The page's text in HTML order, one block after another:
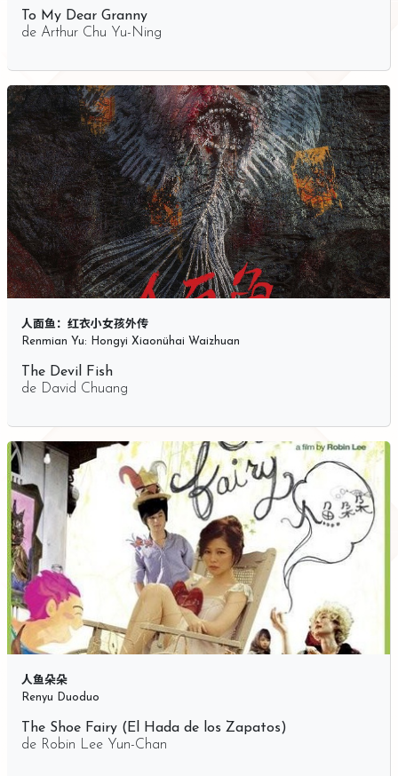
To My Dear Granny
de Arthur Chu Yu-Ning
人面鱼：红衣小女孩外传
Renmian Yu: Hongyi Xiaonühai Waizhuan
The Devil Fish
de David Chuang
人鱼朵朵
Renyu Duoduo
The Shoe Fairy (El Hada de los Zapatos)
de Robin Lee Yun-Chan